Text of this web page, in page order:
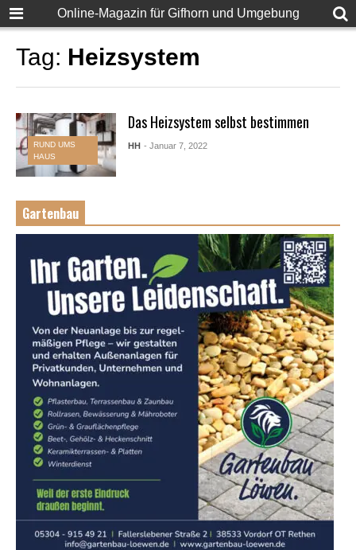
Online-Magazin für Gifhorn und Umgebung
Tag: Heizsystem
RUND UMS
HAUS
Das Heizsystem selbst bestimmen
HH - Januar 7, 2022
Gartenbau